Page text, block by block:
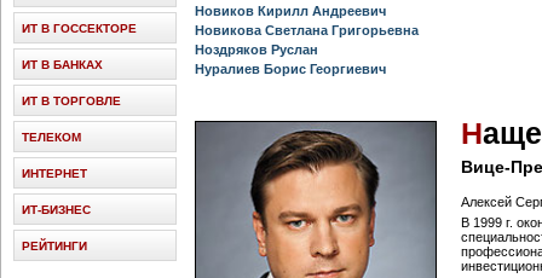
Новиков Кирилл Андреевич
Новикова Светлана Григорьевна
Ноздряков Руслан
Нуралиев Борис Георгиевич
Н
Вице-
Алексей
В 1999 г.
ИТ В ГОССЕКТОРЕ
ИТ В БАНКАХ
ИТ В ТОРГОВЛЕ
ТЕЛЕКОМ
ИНТЕРНЕТ
ИТ-БИЗНЕС
РЕЙТИНГИ